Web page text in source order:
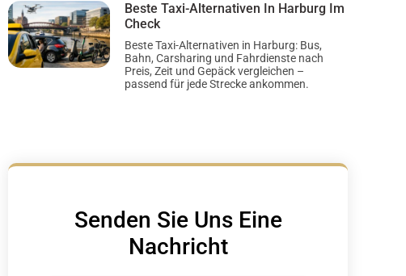
Beste Taxi-Alternativen In Harburg Im
Check
Beste Taxi-Alternativen in Harburg: Bus,
Bahn, Carsharing und Fahrdienste nach
Preis, Zeit und Gepäck vergleichen –
passend für jede Strecke ankommen.
Senden Sie Uns Eine
Nachricht